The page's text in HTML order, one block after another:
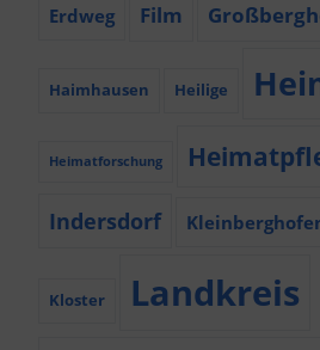
Erdweg Film
Haimhausen Heilige
Heimatforschung
Indersdorf
Kloster Landkreis